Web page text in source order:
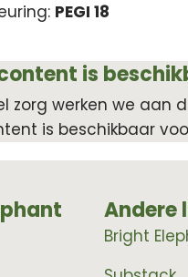
PEGI 18
is
zorg werken we aan
is beschikbaar
Andere
Bright